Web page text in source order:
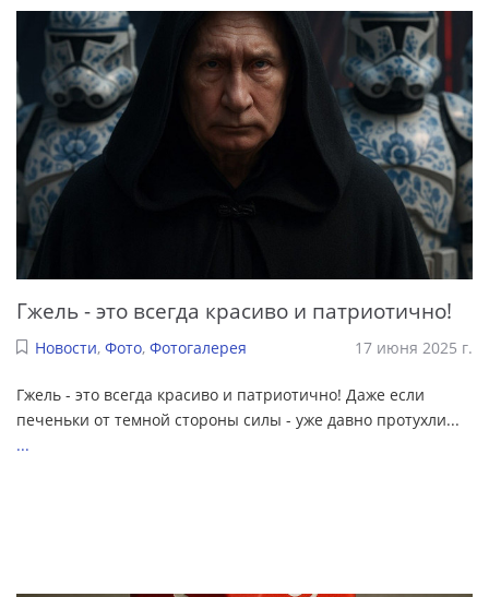
Гжель - это всегда красиво и патриотично!
Новости, Фото, Фотогалерея 17 июня 2025 г.
Гжель - это всегда красиво и патриотично! Даже если
печеньки от темной стороны силы - уже давно протухли...
...